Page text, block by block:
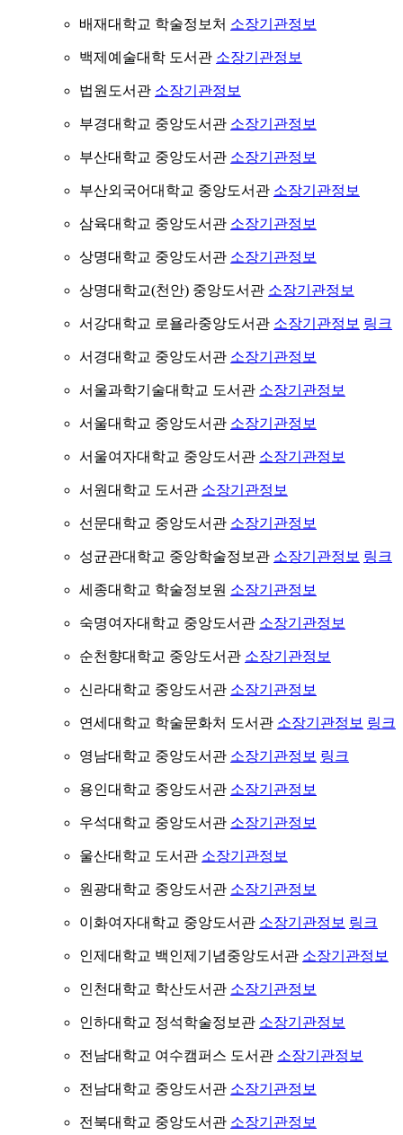
배재대학교 학술정보처 소장기관정보
백제예술대학 도서관 소장기관정보
법원도서관 소장기관정보
부경대학교 중앙도서관 소장기관정보
부산대학교 중앙도서관 소장기관정보
부산외국어대학교 중앙도서관 소장기관정보
삼육대학교 중앙도서관 소장기관정보
상명대학교 중앙도서관 소장기관정보
상명대학교(천안) 중앙도서관 소장기관정보
서강대학교 로욜라중앙도서관 소장기관정보 링크
서경대학교 중앙도서관 소장기관정보
서울과학기술대학교 도서관 소장기관정보
서울대학교 중앙도서관 소장기관정보
서울여자대학교 중앙도서관 소장기관정보
서원대학교 도서관 소장기관정보
선문대학교 중앙도서관 소장기관정보
성균관대학교 중앙학술정보관 소장기관정보 링크
세종대학교 학술정보원 소장기관정보
숙명여자대학교 중앙도서관 소장기관정보
순천향대학교 중앙도서관 소장기관정보
신라대학교 중앙도서관 소장기관정보
연세대학교 학술문화처 도서관 소장기관정보 링크
영남대학교 중앙도서관 소장기관정보 링크
용인대학교 중앙도서관 소장기관정보
우석대학교 중앙도서관 소장기관정보
울산대학교 도서관 소장기관정보
원광대학교 중앙도서관 소장기관정보
이화여자대학교 중앙도서관 소장기관정보 링크
인제대학교 백인제기념중앙도서관 소장기관정보
인천대학교 학산도서관 소장기관정보
인하대학교 정석학술정보관 소장기관정보
전남대학교 여수캠퍼스 도서관 소장기관정보
전남대학교 중앙도서관 소장기관정보
전북대학교 중앙도서관 소장기관정보